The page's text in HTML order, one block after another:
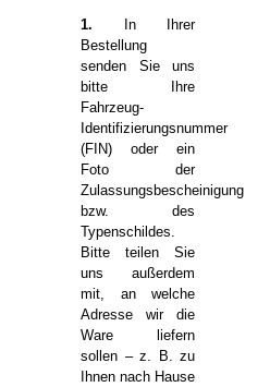
1. In Ihrer
Bestellung
senden Sie uns
bitte Ihre
Fahrzeug-
Identifizierungsnummer
(FIN) oder ein
Foto der
Zulassungsbescheinigung
bzw. des
Typenschildes.
Bitte teilen Sie
uns außerdem
mit, an welche
Adresse wir die
Ware liefern
sollen – z. B. zu
Ihnen nach Hause